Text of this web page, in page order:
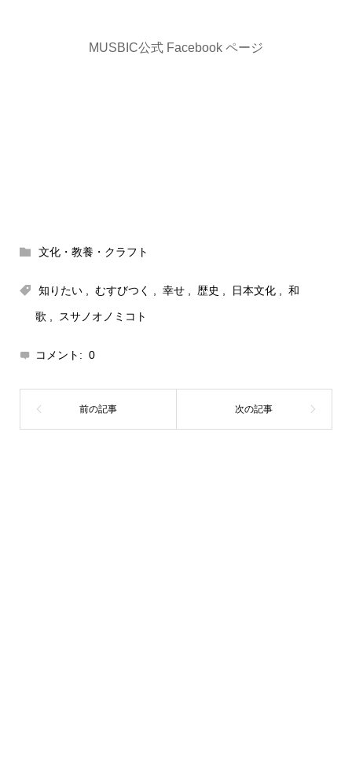
MUSBIC公式 Facebook ページ
文化・教養・クラフト
知りたい むすびつく 幸せ 歴史 日本文化 和
歌 スサノオノミコト
コメント: 0